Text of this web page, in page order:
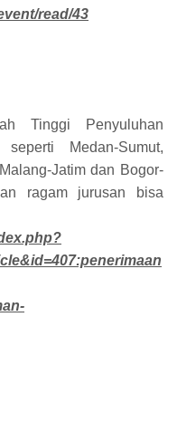
read/43
Tinggi Penyuluhan
Medan-Sumut,
Jatim dan Bogor-
ragam jurusan bisa